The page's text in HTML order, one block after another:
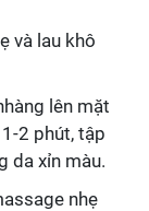
và lau khô
lên mặt
2 phút, tập
da xỉn màu.
nhẹ